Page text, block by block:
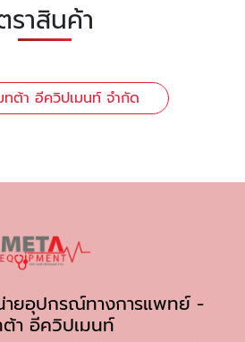
ราสินค้า
ทต้า อีควิปเมนท์ จำกัด
น่ายอุปกรณ์ทางการแพทย์ -
ต้า อีควิปเมนท์